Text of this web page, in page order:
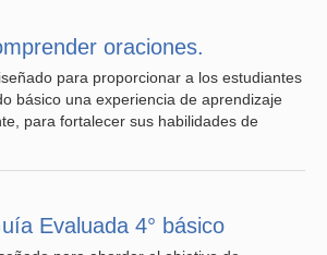
oraciones.
para proporcionar a los estudiantes
básico una experiencia de aprendizaje
para fortalecer sus habilidades de
Evaluada 4° básico